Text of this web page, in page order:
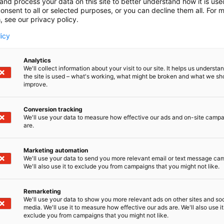
on alhaisella tasolla ja kotimainen teollisuus kaipaa
viljoja kannattavampia! Viljelyn lisäämisessä on
Rypsin ja rapsin viljelyvarmuuden ja -määrän lisääminen -
sillä innovatiiviset ratkaisut ovat tarpeen syysmuotoisten
muun muassa uusia innovatiivisia kasvinsuojeluratkaisuja, kuten
ja vastuullinen sian arvoketju
pilottitilatoiminnan kehitetään käytännössä älykästä ja kannattavaa
taloudellisesti. Se pidättää syksyllä ravinteita,
ja laatua.
ruokinnassa mahdollistaa taloudellisen ja laadullisen
to all or selected purposes, or you can decline them all. For
see our privacy policy.
Analytics
We'll collect information about your visit to our site. It helps us
the site is used – what's working, what might be broken and what we
improve.
Conversion tracking
We'll use your data to measure how effective our ads and on-site
are.
Marketing automation
We'll use your data to send you more relevant email or text message
We'll also use it to exclude you from campaigns that you might not like.
Remarketing
We'll use your data to show you more relevant ads on other sites and
media. We'll use it to measure how effective our ads are. We'll also use
exclude you from campaigns that you might not like.